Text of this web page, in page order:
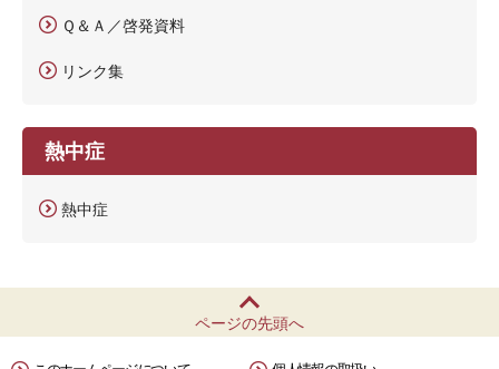
Ｑ＆Ａ／啓発資料
リンク集
熱中症
熱中症
ページの先頭へ